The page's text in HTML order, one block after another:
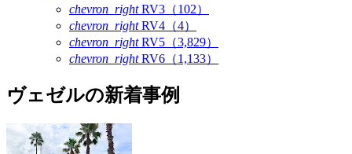
chevron_right RV3（102）
chevron_right RV4（4）
chevron_right RV5（3,829）
chevron_right RV6（1,133）
ヴェゼルの新着事例